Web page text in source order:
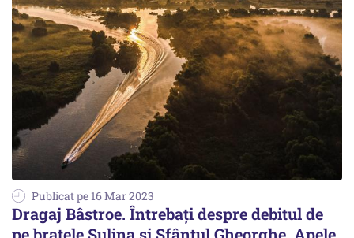
Publicat pe 16 Mar 2023
Dragaj Bâstroe. Întrebați despre debitul de